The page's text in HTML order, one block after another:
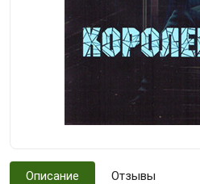
Описание Отзывы